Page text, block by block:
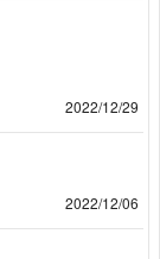
2022/12/29
2022/12/06